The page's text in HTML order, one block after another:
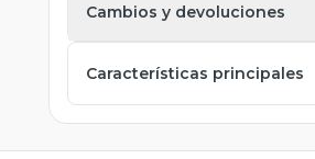
Cambios y devoluciones
Características principales